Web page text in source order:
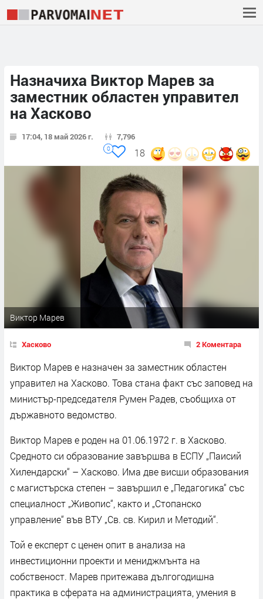
Назначиха Виктор Марев за
заместник областен управител
на Хасково
17:04, 18 май 2026 г. 7,796
18
0
Виктор Марев
Хасково 2 Коментара
Виктор Марев е назначен за заместник областен
управител на Хасково. Това стана факт със заповед на
министър-председателя Румен Радев, съобщиха от
държавното ведомство.
Виктор Марев е роден на 01.06.1972 г. в Хасково.
Средното си образование завършва в ЕСПУ „Паисий
Хилендарски“ – Хасково. Има две висши образования
с магистърска степен – завършил е „Педагогика“ със
специалност „Живопис“, както и „Стопанско
управление“ във ВТУ „Св. св. Кирил и Методий“.
Той е експерт с ценен опит в анализа на
инвестиционни проекти и мениджмънта на
собственост. Марев притежава дългогодишна
практика в сферата на администрацията, умения в